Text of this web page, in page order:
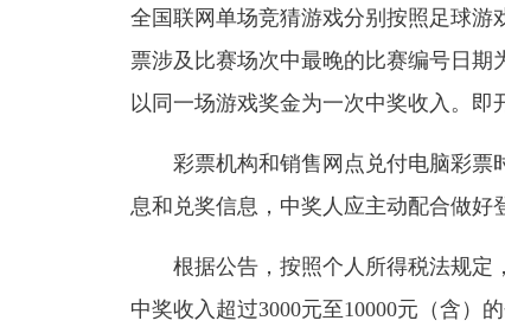
全国联网单场竞猜游戏分别按照足球
票涉及比赛场次中最晚的比赛编号日
以同一场游戏奖金为一次中奖收入。即
彩票机构和销售网点兑付电脑彩票
息和兑奖信息，中奖人应主动配合做好
根据公告，按照个人所得税法规定
中奖收入超过3000元至10000元（含）